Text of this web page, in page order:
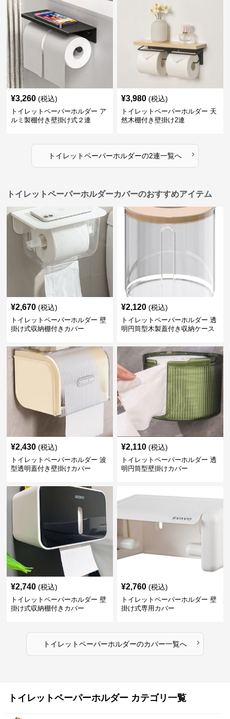
¥3,260 (税込)
トイレットペーパーホルダー ア
ルミ製棚付き壁掛け式２連
¥3,980 (税込)
トイレットペーパーホルダー 天
然木棚付き壁掛け2連
トイレットペーパーホルダーの2連一覧へ ›
トイレットペーパーホルダーカバーのおすすめアイテム
¥2,670 (税込)
トイレットペーパーホルダー 壁
掛け式収納棚付きカバー
¥2,120 (税込)
トイレットペーパーホルダー 透
明円筒型木製蓋付き収納ケース
¥2,430 (税込)
トイレットペーパーホルダー 波
型透明蓋付き壁掛けカバー
¥2,110 (税込)
トイレットペーパーホルダー 透
明円筒型壁掛けカバー
¥2,740 (税込)
トイレットペーパーホルダー 壁
掛け式収納棚付きカバー
¥2,760 (税込)
トイレットペーパーホルダー 壁
掛け式専用カバー
トイレットペーパーホルダーのカバー一覧へ ›
トイレットペーパーホルダー カテゴリ一覧